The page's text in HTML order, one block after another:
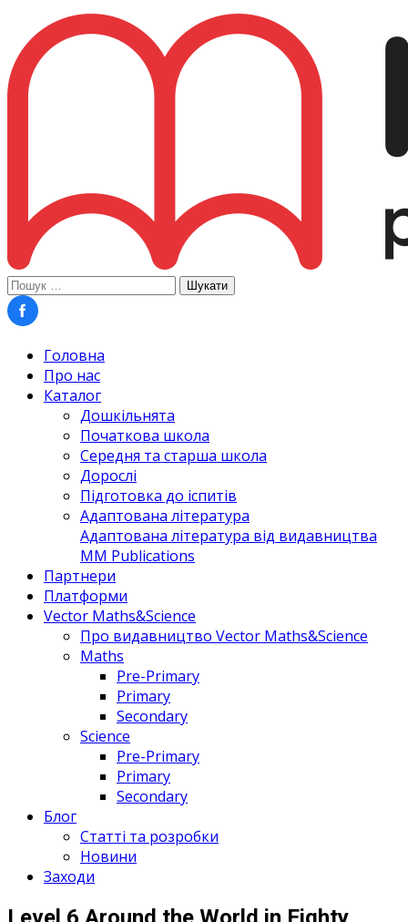
Пошук:
Головна
Про нас
Каталог
Дошкільнята
Початкова школа
Середня та старша школа
Дорослі
Підготовка до іспитів
Адаптована література
Адаптована література від видавництва
MM Publications
Партнери
Платформи
Vector Maths&Science
Про видавництво Vector Maths&Science
Maths
Pre-Primary
Primary
Secondary
Science
Pre-Primary
Primary
Secondary
Блог
Статті та розробки
Новини
Заходи